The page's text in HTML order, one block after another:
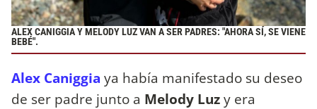
ALEX CANIGGIA Y MELODY LUZ VAN A SER PADRES: "AHORA SÍ, SE VIENE
BEBÉ".
Alex Caniggia ya había manifestado su deseo
de ser padre junto a Melody Luzy era